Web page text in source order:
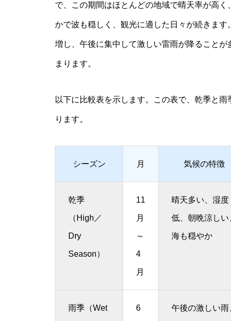
で、この期間はほとんどの地域で晴天率が高
かで波も穏しく、観光に適した日々が続きま
増し、午後に集中して激しい雷雨が降ること
まります。
以下に比較表を示します。この表で、乾季と
ります。
シーズン 月 気候の特徴
乾季
（High／
Dry
Season）
11
月
～
4
月
晴天多い、湿度
低、朝晩涼しい
海も穏やか
雨季（Wet 6 午後の激しい雨